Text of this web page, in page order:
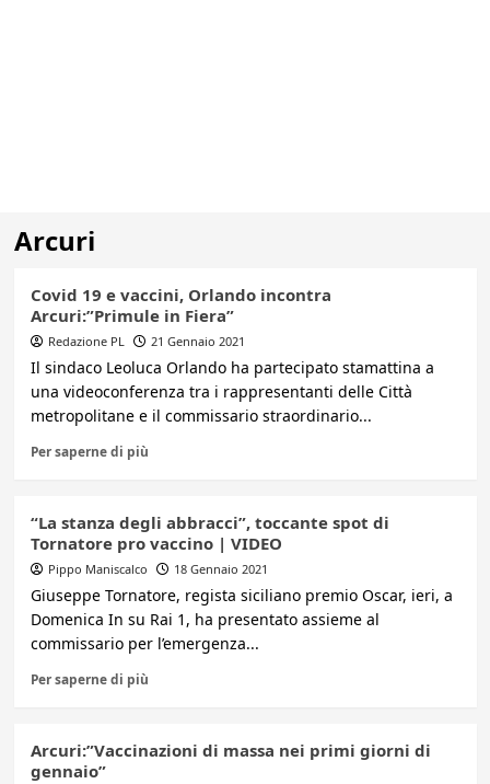
Arcuri
Covid 19 e vaccini, Orlando incontra
Arcuri:”Primule in Fiera”
Redazione PL 21 Gennaio 2021
Il sindaco Leoluca Orlando ha partecipato stamattina a
una videoconferenza tra i rappresentanti delle Città
metropolitane e il commissario straordinario...
Per saperne di più
“La stanza degli abbracci”, toccante spot di
Tornatore pro vaccino | VIDEO
Pippo Maniscalco 18 Gennaio 2021
Giuseppe Tornatore, regista siciliano premio Oscar, ieri, a
Domenica In su Rai 1, ha presentato assieme al
commissario per l’emergenza...
Per saperne di più
Arcuri:”Vaccinazioni di massa nei primi giorni di
gennaio”